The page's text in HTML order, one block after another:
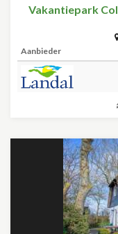
Vakantiepark
Aanbieder